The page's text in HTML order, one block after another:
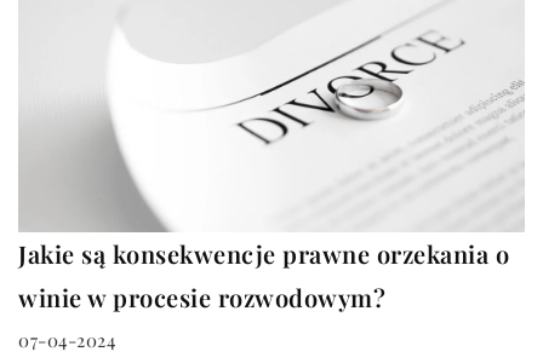
Jakie są konsekwencje prawne orzekania o
winie w procesie rozwodowym?
07-04-2024